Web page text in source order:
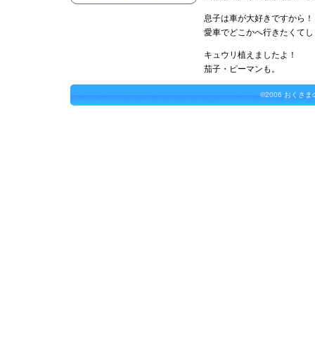
息子は車が大好きですから！
愛車でどこかへ行きたくて
キュウリ植えましたよ！
茄子・ピーマンも。
©2006 おくさま